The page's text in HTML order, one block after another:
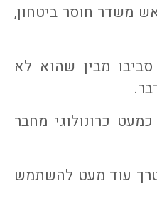
משדר חוסר ביטחון,
מבין שהוא לא
כרונולוגי מחבר
עוד מעט להשתמש